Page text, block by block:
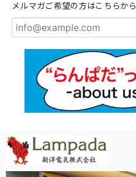
メルマガご希望の方はこちらから